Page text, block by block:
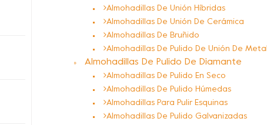
Almohadillas De Unión Híbridas
Almohadillas De Unión De Cerámica
Almohadillas De Bruñido
Almohadillas De Pulido De Unión De Metal
Almohadillas De Pulido De Diamante
Almohadillas De Pulido En Seco
Almohadillas De Pulido Húmedas
Almohadillas Para Pulir Esquinas
Almohadillas De Pulido Galvanizadas